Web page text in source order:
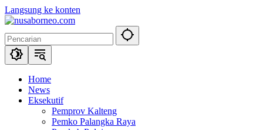
Langsung ke konten
Home
News
Eksekutif
Pemprov Kalteng
Pemko Palangka Raya